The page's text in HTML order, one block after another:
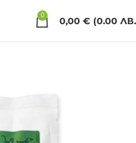
0 0,00 € (0.00